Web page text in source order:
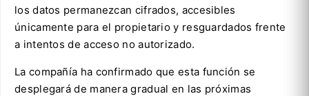
los datos permanezcan cifrados, accesibles
únicamente para el propietario y resguardados frente
a intentos de acceso no autorizado.
La compañía ha confirmado que esta función se
desplegará de manera gradual en las próximas